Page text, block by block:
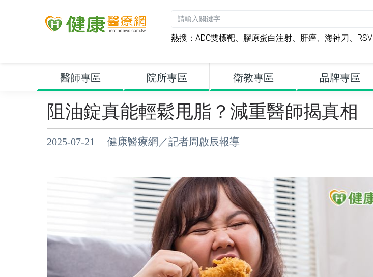
熱搜： ADC雙標靶、 膠原蛋白注射、 肝癌、 海神刀 、 RSV
醫師專區 院所專區 衛教專區 品牌專區
阻油錠真能輕鬆甩脂？減重醫師揭真相
2025-07-21 健康醫療網／記者周啟辰報導